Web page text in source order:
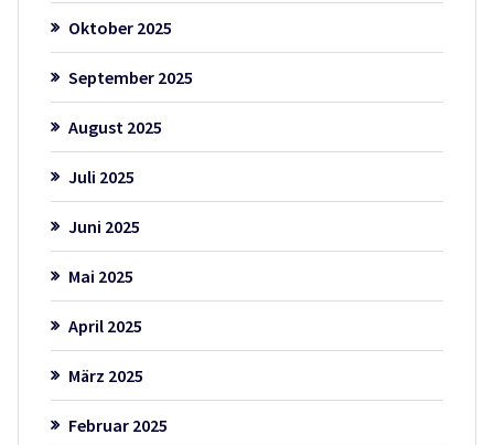
Oktober 2025
September 2025
August 2025
Juli 2025
Juni 2025
Mai 2025
April 2025
März 2025
Februar 2025